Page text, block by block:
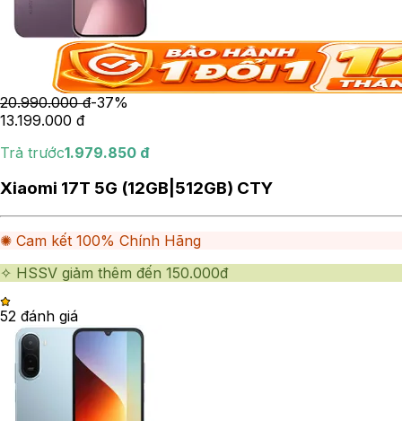
20.990.000 đ-37%
13.199.000 đ
Trả trước1.979.850 đ
Xiaomi 17T 5G (12GB|512GB) CTY
✺ Cam kết 100% Chính Hãng
✧ HSSV giảm thêm đến 150.000đ
52 đánh giá